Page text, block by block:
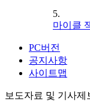
5.
마이클
PC버전
공지사항
사이트맵
보도자료 및 기사제